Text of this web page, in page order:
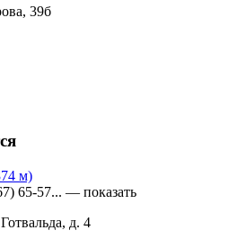
39б
м)
65-57... — показать
д. 4